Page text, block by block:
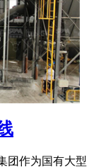
团作为国有大型